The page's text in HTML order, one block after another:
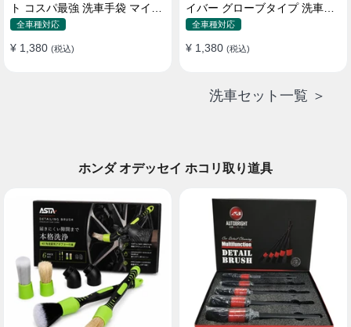
ト コスパ最強 洗車手袋 マイク
ロファイバー製 洗車グッズ 車
全車種対応
¥ 1,380 (税込)
イバー グローブタイプ 洗車プ
ロも愛用 傷防止 高吸水 車 バイ
全車種対応
¥ 1,380 (税込)
洗車セット一覧 ＞
ホンダ オデッセイ ホコリ取り道具